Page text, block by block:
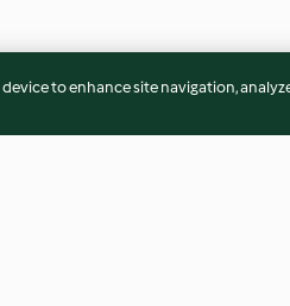
to enhance site navigation,